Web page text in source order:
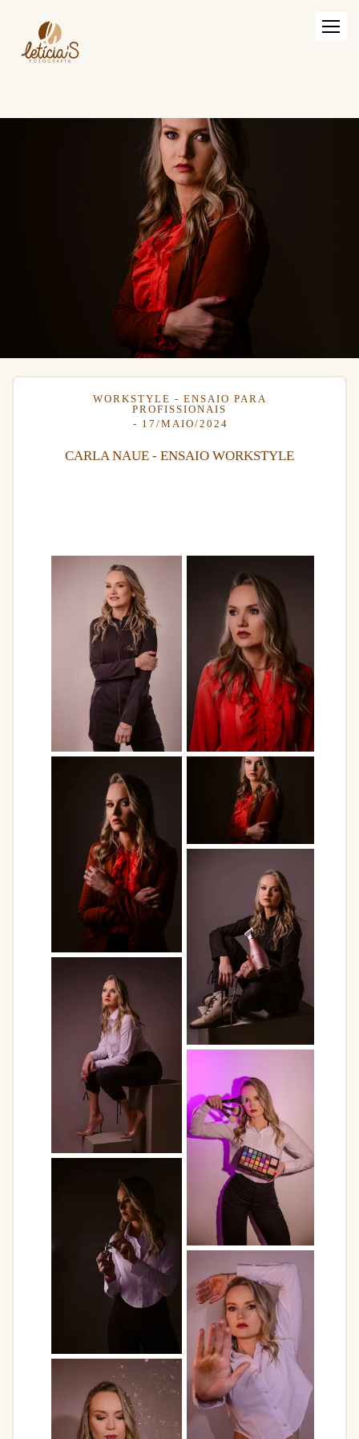
WORKSTYLE - ENSAIO PARA
PROFISSIONAIS
17/MAIO/2024
CARLA NAUE - ENSAIO WORKSTYLE